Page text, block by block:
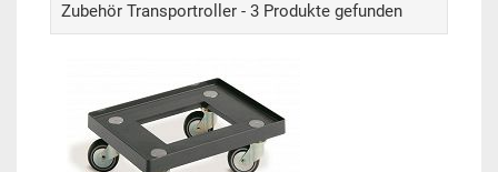
Zubehör Transportroller - 3 Produkte gefunden